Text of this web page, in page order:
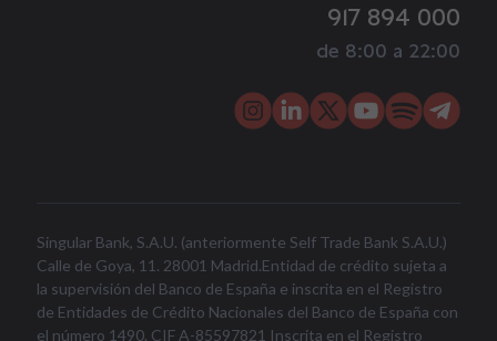
917 894 000
de 8:00 a 22:00
Singular Bank, S.A.U. (anteriormente Self Trade Bank S.A.U.)
Calle de Goya, 11. 28001 Madrid.Entidad de crédito sujeta a
la supervisión del Banco de España e inscrita en el Registro
de Entidades de Crédito Nacionales del Banco de España con
el número 1490. CIF A-85597821 Inscrita en el Registro